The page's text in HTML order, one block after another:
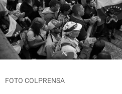
FOTO COLPRENSA